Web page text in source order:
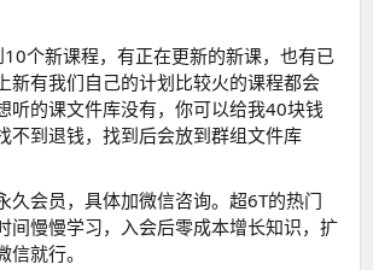
个新课程，有正在更新的新课，也有已
新有我们自己的计划比较火的课程都会
听的课文件库没有，你可以给我40块钱
不到退钱，找到后会放到群组文件库
久会员，具体加微信咨询。超6T的热门
间慢慢学习，入会后零成本增长知识，扩
就行。